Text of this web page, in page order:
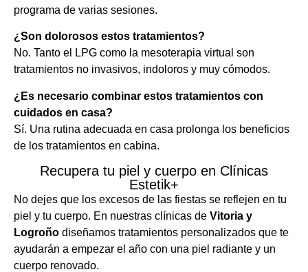
programa de varias sesiones.
¿Son dolorosos estos tratamientos?
No. Tanto el LPG como la mesoterapia virtual son
tratamientos no invasivos, indoloros y muy cómodos.
¿Es necesario combinar estos tratamientos con
cuidados en casa?
Sí. Una rutina adecuada en casa prolonga los beneficios
de los tratamientos en cabina.
Recupera tu piel y cuerpo en Clínicas
Estetik+
No dejes que los excesos de las fiestas se reflejen en tu
piel y tu cuerpo. En nuestras clínicas de Vitoria y
Logroño diseñamos tratamientos personalizados que te
ayudarán a empezar el año con una piel radiante y un
cuerpo renovado.